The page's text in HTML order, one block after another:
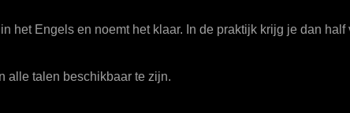
het Engels en noemt het klaar. In de praktijk krijg je dan half
alle talen beschikbaar te zijn.